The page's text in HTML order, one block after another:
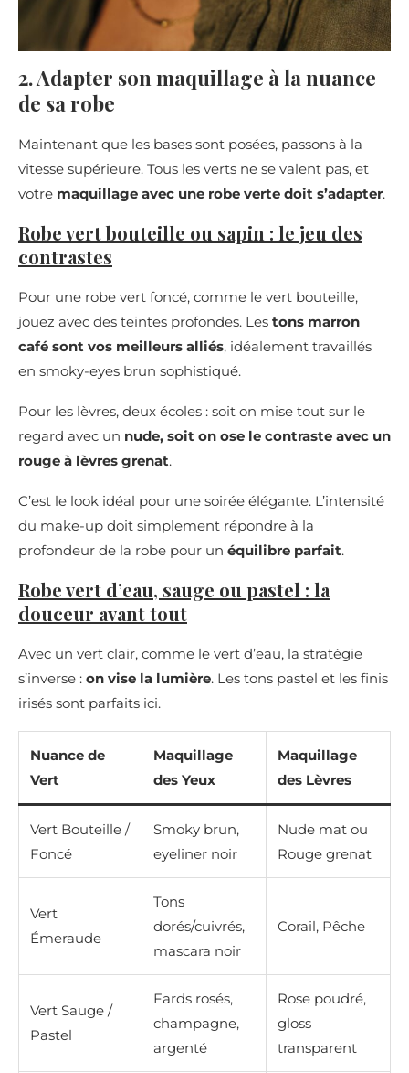
2. Adapter son maquillage à la nuance
de sa robe
Maintenant que les bases sont posées, passons à la
vitesse supérieure. Tous les verts ne se valent pas, et
votre maquillage avec une robe verte doit s’adapter.
Robe vert bouteille ou sapin : le jeu des
contrastes
Pour une robe vert foncé, comme le vert bouteille,
jouez avec des teintes profondes. Les tons marron
café sont vos meilleurs alliés, idéalement travaillés
en smoky-eyes brun sophistiqué.
Pour les lèvres, deux écoles : soit on mise tout sur le
regard avec un nude, soit on ose le contraste avec un
rouge à lèvres grenat.
C’est le look idéal pour une soirée élégante. L’intensité
du make-up doit simplement répondre à la
profondeur de la robe pour un équilibre parfait.
Robe vert d’eau, sauge ou pastel : la
douceur avant tout
Avec un vert clair, comme le vert d’eau, la stratégie
s’inverse : on vise la lumière. Les tons pastel et les finis
irisés sont parfaits ici.
Nuance de
Vert
Maquillage
des Yeux
Maquillage
des Lèvres
Vert Bouteille /
Foncé
Smoky brun,
eyeliner noir
Nude mat ou
Rouge grenat
Vert
Émeraude
Tons
dorés/cuivrés,
mascara noir
Corail, Pêche
Vert Sauge /
Pastel
Fards rosés,
champagne,
argenté
Rose poudré,
gloss
transparent